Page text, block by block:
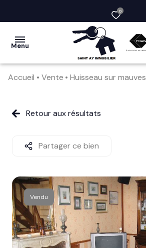
0
Menu
vendre
société
services
avis
clients
contact
Accueil Vente Huisseau sur mauves
Retour aux résultats
Partager ce bien
Vendu